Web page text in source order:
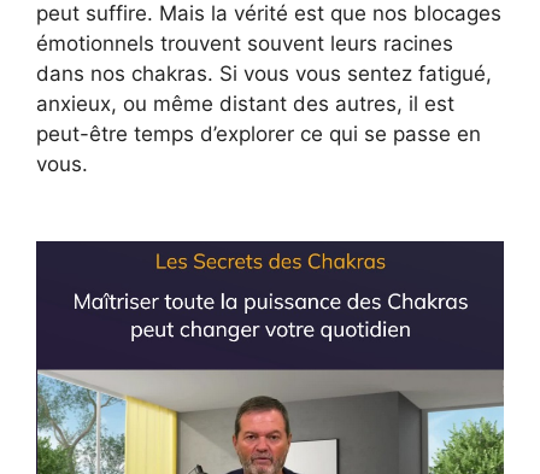
peut suffire. Mais la vérité est que nos blocages
émotionnels trouvent souvent leurs racines
dans nos chakras. Si vous vous sentez fatigué,
anxieux, ou même distant des autres, il est
peut-être temps d’explorer ce qui se passe en
vous.